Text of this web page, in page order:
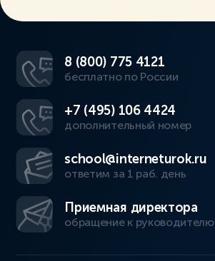
8 (800) 775 4121
бесплатно по России
+7 (495) 106 4424
дополнительный номер
school@interneturok.ru
ответим за 1 раб. день
Приемная директора
обращение к руководителю